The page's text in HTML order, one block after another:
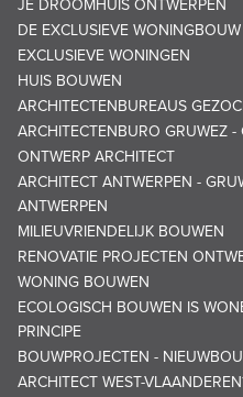
JE DROOMHUIS ONTWERPEN
DE EXCLUSIEVE
EXCLUSIEVE WONINGEN
HUIS BOUWEN
ARCHITECTENBUREAUS
ARCHITECTENBURO GRUWEZ
ONTWERP ARCHITECT
ARCHITECT ANTWERPEN -
ANTWERPEN
MILIEUVRIENDELIJK BOUWEN
RENOVATIE PROJECTEN
WONING BOUWEN
ECOLOGISCH BOUWEN IS
PRINCIPE
BOUWPROJECTEN -
ARCHITECT WEST-